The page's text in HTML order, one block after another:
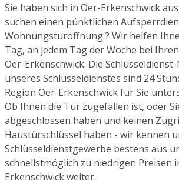
Sie haben sich in Oer-Erkenschwick
suchen einen pünktlichen
Wohnungstüröffnung ? Wir helfen
Tag, an jedem Tag der Woche bei
Oer-Erkenschwick. Die
unseres Schlüsseldienstes sind 24
Region Oer-Erkenschwick für Sie
Ob Ihnen die Tür zugefallen ist, oder
abgeschlossen haben und keinen
Haustürschlüssel haben - wir kennen
Schlüsseldienstgewerbe bestens aus
schnellstmöglich zu niedrigen Preisen
Erkenschwick weiter.